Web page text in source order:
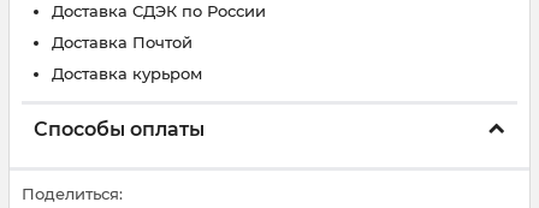
Доставка СДЭК по России
Доставка Почтой
Доставка курьром
Способы оплаты
Поделиться: